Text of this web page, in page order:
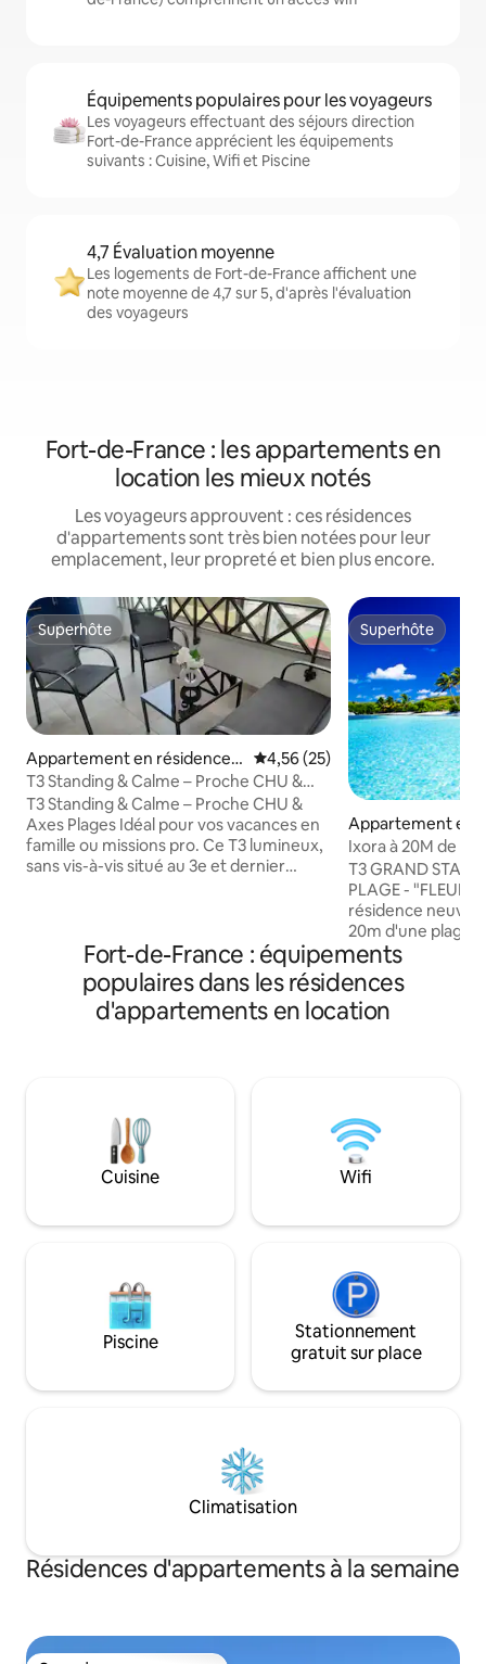
Équipements populaires pour les voyageurs
Les voyageurs effectuant des séjours direction
Fort-de-France apprécient les équipements
suivants : Cuisine, Wifi et Piscine
4,7 Évaluation moyenne
Les logements de Fort-de-France affichent une
note moyenne de 4,7 sur 5, d'après l'évaluation
des voyageurs
Fort-de-France : les appartements en
location les mieux notés
Les voyageurs approuvent : ces résidences
d'appartements sont très bien notées pour leur
emplacement, leur propreté et bien plus encore.
Superhôte
Superhôte
Appartement en résidence ⋅
Fort-de-France
Évaluation moyenne sur la
4,56 (25)
T3 Standing & Calme – Proche CHU &
Axes Plages
T3 Standing & Calme – Proche CHU &
Axes Plages ​Idéal pour vos vacances en
famille ou missions pro. Ce T3 lumineux,
sans vis-à-vis situé au 3e et dernier
min). ​ Espace & Confort : T3 tout équipé,
idéal familles. ​🚗 Rayonnement : Accès
direct aux axes Nord/Sud. ​🌙 Nuits
Sereines : Rue calme le soir & clim
intelligente. ​🚀Fibre : Confort moderne
Superhôte
Superhôte
Appartement en
Les Trois-Îlets
Ixora à 20M de la
des îles
T3 GRAND
PLAGE - "FLEURS DES ÎLES" est une
résidence neuve,
20m d'une plage
Baie de Fort-de-
de style
à 20m de la
de FDF. A pieds
MÉNAGE/
DES CLÉS
Fort-de-France : équipements
populaires dans les résidences
d'appartements en location
Cuisine Wifi
Piscine
Stationnement
gratuit sur place
Climatisation
Résidences d'appartements à la semaine